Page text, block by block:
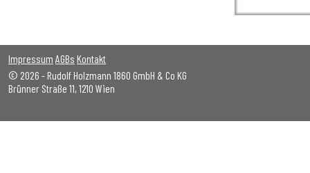
Impressum AGBs Kontakt
© 2026 - Rudolf Holzmann 1860 GmbH & Co KG
Brünner Straße 11, 1210 Wien